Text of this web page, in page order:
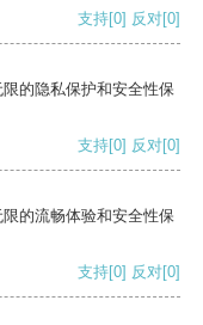
支持[0] 反对[0]
的隐私保护和安全性保
支持[0] 反对[0]
的流畅体验和安全性保
支持[0] 反对[0]